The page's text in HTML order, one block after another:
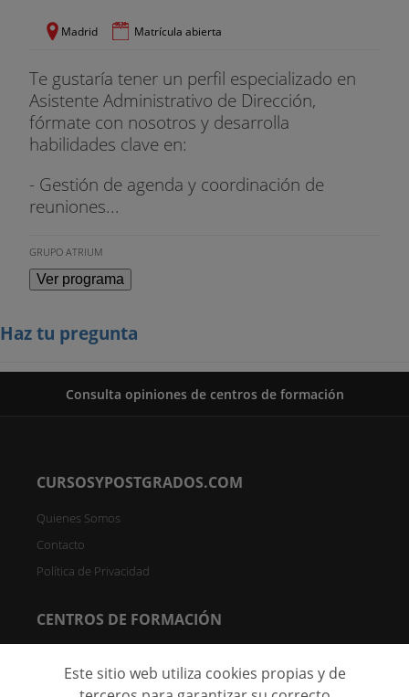
Madrid Matrícula abierta
Te gustaría tener un perfil especializado en
Asistente Administrativo de Dirección,
fórmate con nosotros y desarrolla
habilidades clave en:
- Gestión de agenda y coordinación de
reuniones...
GRUPO ATRIUM
Ver programa
Haz tu pregunta
Consulta opiniones de centros de formación
CURSOSYPOSTGRADOS.COM
Quienes Somos
Contacto
Política de Privacidad
CENTROS DE FORMACIÓN
Registrar Centro (FREE)
Este sitio web utiliza cookies propias y de